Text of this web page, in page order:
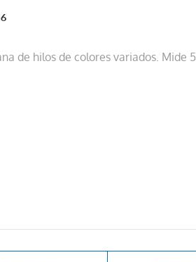
de hilos de colores variados. Mide